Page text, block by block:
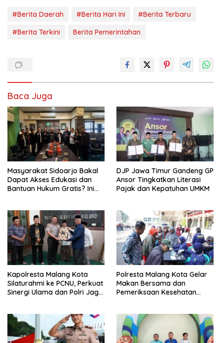
#Berita Daerah #Berita Hari Ini
#Berita Terbaru
#Berita Terkini
Berita Pemerintahan
Baca Juga
Masyarakat Sidoarjo Bakal
Dapat Akses Edukasi dan
Bantuan Hukum Gratis? Ini
DJP Jawa Timur Gandeng GP
Ansor Tingkatkan Literasi
Pajak dan Kepatuhan UMKM
Kapolresta Malang Kota
Silaturahmi ke PCNU, Perkuat
Sinergi Ulama dan Polri Jaga
Polresta Malang Kota Gelar
Makan Bersama dan
Pemeriksaan Kesehatan